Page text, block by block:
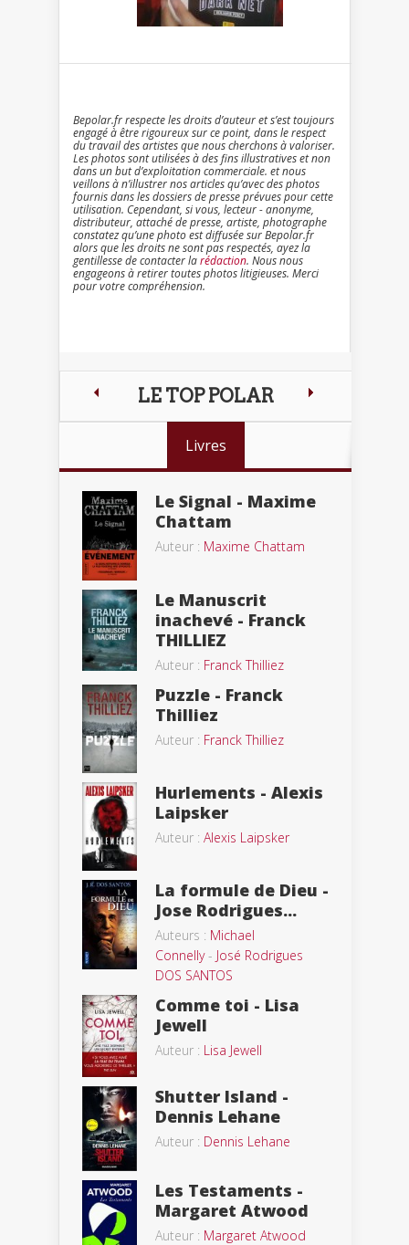
Bepolar.fr respecte les droits d’auteur et s’est toujours
engagé à être rigoureux sur ce point, dans le respect
du travail des artistes que nous cherchons à valoriser.
Les photos sont utilisées à des fins illustratives et non
dans un but d’exploitation commerciale. et nous
veillons à n’illustrer nos articles qu’avec des photos
fournis dans les dossiers de presse prévues pour cette
utilisation. Cependant, si vous, lecteur - anonyme,
distributeur, attaché de presse, artiste, photographe
constatez qu’une photo est diffusée sur Bepolar.fr
alors que les droits ne sont pas respectés, ayez la
gentillesse de contacter larédaction. Nous nous
engageons à retirer toutes photos litigieuses. Merci
pour votre compréhension.
LE TOP POLAR
Livres
Le Signal - Maxime
Chattam
Auteur : Maxime Chattam
Le Manuscrit
inachevé - Franck
THILLIEZ
Auteur : Franck Thilliez
Puzzle - Franck
Thilliez
Auteur : Franck Thilliez
Hurlements - Alexis
Laipsker
Auteur : Alexis Laipsker
La formule de Dieu -
Jose Rodrigues...
Auteurs : Michael
Connelly- José Rodrigues
DOS SANTOS
Comme toi - Lisa
Jewell
Auteur : Lisa Jewell
Shutter Island -
Dennis Lehane
Auteur : Dennis Lehane
Les Testaments -
Margaret Atwood
Auteur : Margaret Atwood